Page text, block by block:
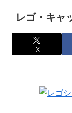
レゴ・キャ
X